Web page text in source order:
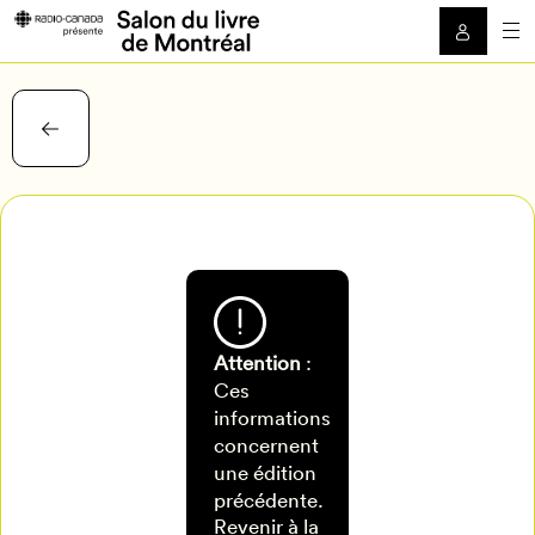
Attention :
Ces
informations
concernent
une édition
précédente.
Revenir à la
Pour
enregistrer